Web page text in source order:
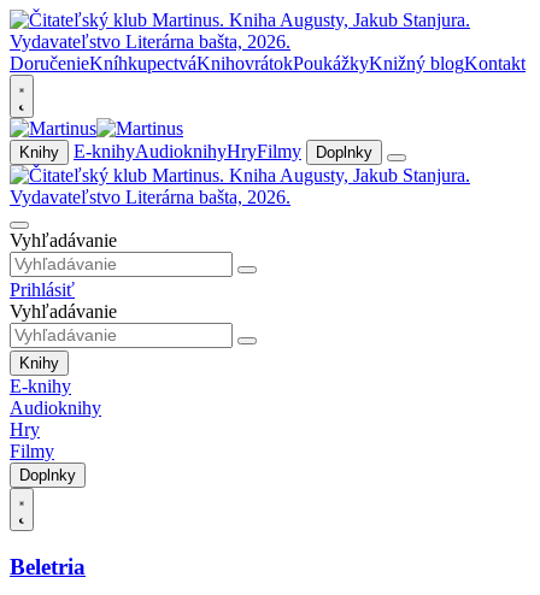
DoručenieKníhkupectváKnihovrátokPoukážkyKnižný blogKontakt
Knihy E-knihyAudioknihyHryFilmy Doplnky
Vyhľadávanie
Prihlásiť
Vyhľadávanie
Knihy
E-knihy
Audioknihy
Hry
Filmy
Doplnky
Beletria